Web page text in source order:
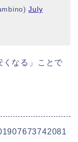
July
くなる」ことで